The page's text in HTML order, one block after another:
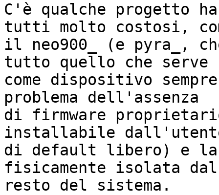
C'è qualche progetto
tutti molto costosi,
il neo900_ (e pyra_,
tutto quello che serve
come dispositivo
problema dell'assenza
di firmware
installabile
di default libero) e la
fisicamente isolata dal
resto del sistema.